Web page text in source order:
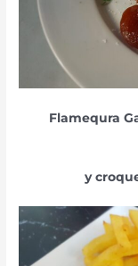
Flamequra
y